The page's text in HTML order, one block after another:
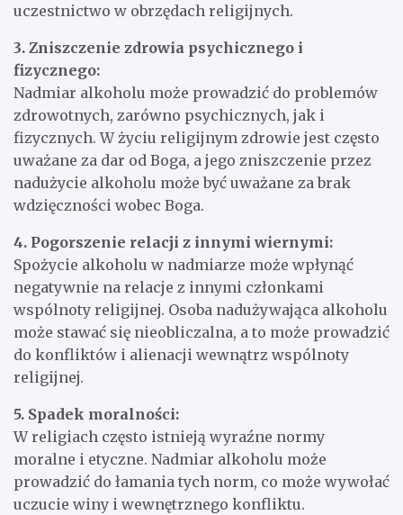
uczestnictwo w obrzędach religijnych.
3. Zniszczenie zdrowia psychicznego i
fizycznego:
Nadmiar alkoholu może prowadzić do problemów
zdrowotnych, zarówno psychicznych, jak i
fizycznych. W życiu religijnym zdrowie jest często
uważane za dar od Boga, a jego zniszczenie przez
nadużycie alkoholu może być uważane za brak
wdzięczności wobec Boga.
4. Pogorszenie relacji z innymi wiernymi:
Spożycie alkoholu w nadmiarze może wpłynąć
negatywnie na relacje z innymi członkami
wspólnoty religijnej. Osoba nadużywająca alkoholu
może stawać się nieobliczalna, a to może prowadzić
do konfliktów i alienacji wewnątrz wspólnoty
religijnej.
5. Spadek moralności:
W religiach często istnieją wyraźne normy
moralne i etyczne. Nadmiar alkoholu może
prowadzić do łamania tych norm, co może wywołać
uczucie winy i wewnętrznego konfliktu.